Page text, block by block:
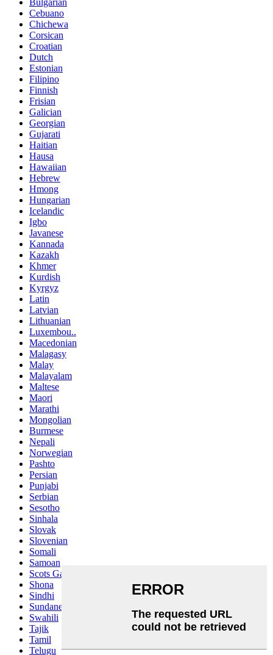
Cebuano
Chichewa
Corsican
Croatian
Dutch
Estonian
Filipino
Finnish
Frisian
Galician
Georgian
Gujarati
Haitian
Hausa
Hawaiian
Hebrew
Hmong
Hungarian
Icelandic
Igbo
Javanese
Kannada
Kazakh
Khmer
Kurdish
Kyrgyz
Latin
Latvian
Lithuanian
Luxembou..
Macedonian
Malagasy
Malay
Malayalam
Maltese
Maori
Marathi
Mongolian
Burmese
Nepali
Norwegian
Pashto
Persian
Punjabi
Serbian
Sesotho
Sinhala
Slovak
Slovenian
Somali
Samoan
Scots Gaelic
Shona
Sindhi
Sundanese
Swahili
Tajik
Tamil
Telugu